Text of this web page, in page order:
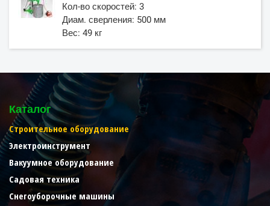
Кол-во скоростей: 3
Диам. сверления: 500 мм
Вес: 49 кг
Каталог
Строительное оборудование
Электроинструмент
Вакуумное оборудование
Садовая техника
Снегоуборочные машины